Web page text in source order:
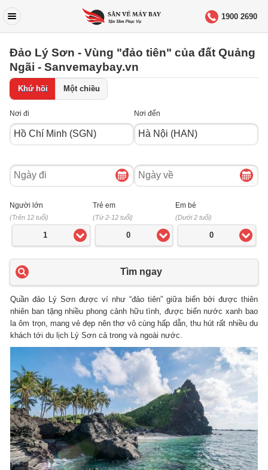
1900 2690
Đảo Lý Sơn - Vùng "đảo tiên" của đất Quảng
Ngãi - Sanvemaybay.vn
Khứ hồi Một chiều
Nơi đi Nơi đến
Ngày
đi
Ngày
về
Người lớn
(Trên 12 tuổi)
1
Trẻ em
(Từ 2-12 tuổi)
0
Em bé
(Dưới 2 tuổi)
0
Tìm ngay
Quần đảo Lý Sơn được ví như “đảo tiên” giữa biển bởi được thiên
nhiên ban tặng nhiều phong cảnh hữu tình, được biển nước xanh bao
la ôm trọn, mang vẻ đẹp nên thơ vô cùng hấp dẫn, thu hút rất nhiều du
khách tới du lịch Lý Sơn cả trong và ngoài nước.